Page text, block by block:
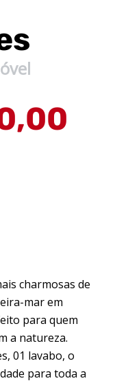
charmosas de
mar em
para quem
a natureza.
01 lavabo, o
para toda a